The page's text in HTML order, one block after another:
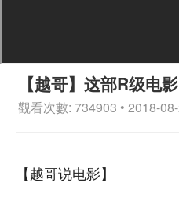
【越哥】这部R级电
觀看次數: 734903 • 2018-
【越哥说电影】